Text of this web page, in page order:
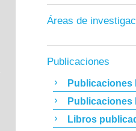
Áreas de
Publicaciones
Publicaciones
Publicaciones
Libros